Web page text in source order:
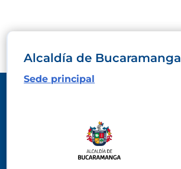
Alcaldía de Bucaramanga
Sede principal